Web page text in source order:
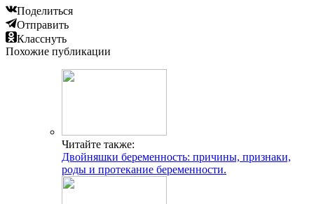
Поделиться
Отправить
Класснуть
Похожие публикации
Читайте также:
Двойняшки беременность: причины, признаки,
роды и протекание беременности.